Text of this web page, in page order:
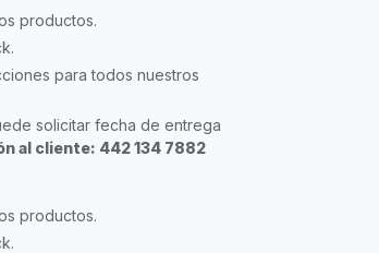
productos.
para todos nuestros
solicitar fecha de entrega
al cliente: 442 134 7882
productos.